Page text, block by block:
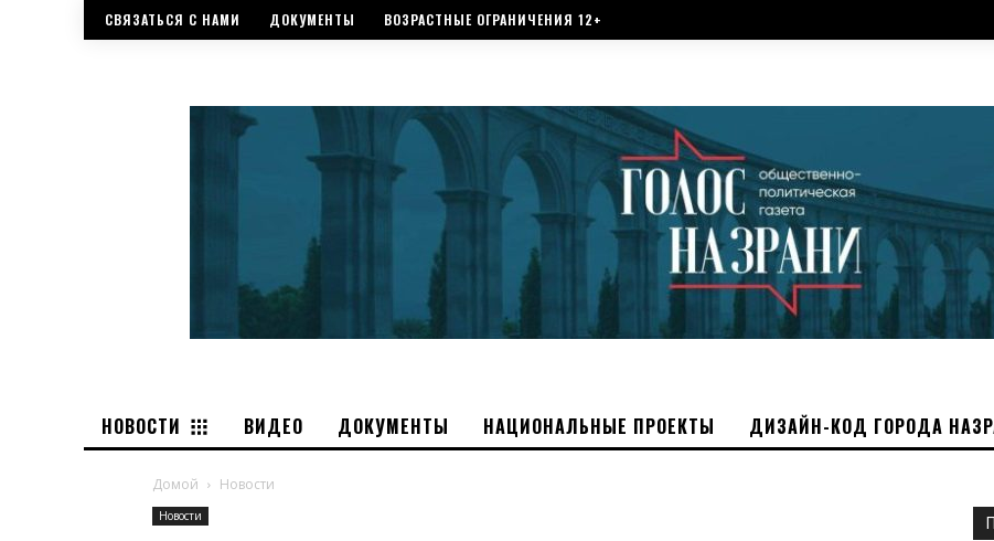
СВЯЗАТЬСЯ С НАМИ ДОКУМЕНТЫ ВОЗРАСТНЫЕ ОГРАНИЧЕНИЯ 12+
НОВОСТИ ВИДЕО ДОКУМЕНТЫ НАЦИОНАЛЬНЫЕ ПРОЕКТЫ ДИЗАЙН-КОД ГОРОДА
Домой Новости
Новости